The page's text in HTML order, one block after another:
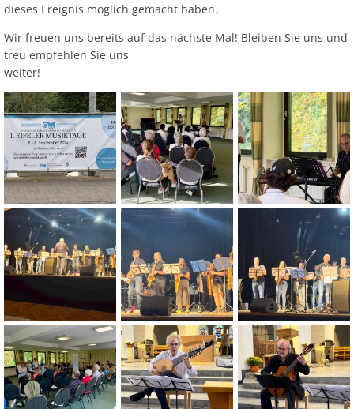
dieses Ereignis möglich gemacht haben.
Wir freuen uns bereits auf das nächste Mal! Bleiben Sie uns und
treu empfehlen Sie uns
weiter!